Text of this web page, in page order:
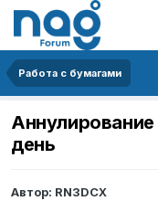
Работа с бумагами
день
Автор: RN3DCX